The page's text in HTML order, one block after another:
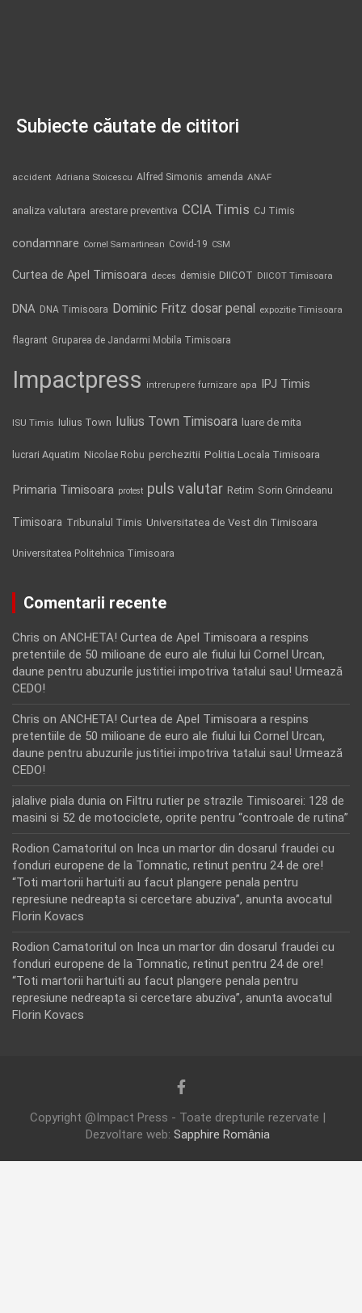
Subiecte căutate de cititori
accident Adriana Stoicescu Alfred Simonis amenda ANAF
analiza valutara arestare preventiva CCIA Timis CJ Timis
condamnare Cornel Samartinean Covid-19 CSM
Curtea de Apel Timisoara deces demisie DIICOT DIICOT Timisoara
DNA DNA Timisoara Dominic Fritz dosar penal expozitie Timisoara
flagrant Gruparea de Jandarmi Mobila Timisoara
Impactpress intrerupere furnizare apa IPJ Timis
ISU Timis Iulius Town Iulius Town Timisoara luare de mita
lucrari Aquatim Nicolae Robu perchezitii Politia Locala Timisoara
Primaria Timisoara protest puls valutar Retim Sorin Grindeanu
Timisoara Tribunalul Timis Universitatea de Vest din Timisoara
Universitatea Politehnica Timisoara
Comentarii recente
Chris on ANCHETA! Curtea de Apel Timisoara a respins
pretentiile de 50 milioane de euro ale fiului lui Cornel Urcan,
daune pentru abuzurile justitiei impotriva tatalui sau! Urmează
CEDO!
Chris on ANCHETA! Curtea de Apel Timisoara a respins
pretentiile de 50 milioane de euro ale fiului lui Cornel Urcan,
daune pentru abuzurile justitiei impotriva tatalui sau! Urmează
CEDO!
jalalive piala dunia on Filtru rutier pe strazile Timisoarei: 128 de
masini si 52 de motociclete, oprite pentru “controale de rutina”
Rodion Camatoritul on Inca un martor din dosarul fraudei cu
fonduri europene de la Tomnatic, retinut pentru 24 de ore!
“Toti martorii hartuiti au facut plangere penala pentru
represiune nedreapta si cercetare abuziva”, anunta avocatul
Florin Kovacs
Rodion Camatoritul on Inca un martor din dosarul fraudei cu
fonduri europene de la Tomnatic, retinut pentru 24 de ore!
“Toti martorii hartuiti au facut plangere penala pentru
represiune nedreapta si cercetare abuziva”, anunta avocatul
Florin Kovacs
Copyright @Impact Press - Toate drepturile rezervate |
Dezvoltare web: Sapphire România